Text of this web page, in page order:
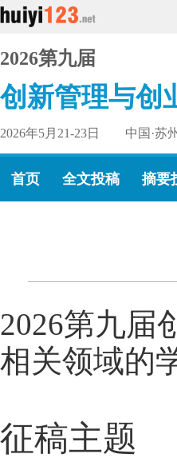
2026第九届
创新管理与创
2026年5月21-23日 中国·苏州
首页 全文投稿 摘要
2026第九届
相关领域的
征稿主题